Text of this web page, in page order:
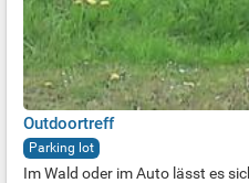
Outdoortreff
Parking lot
Im Wald oder im Auto lässt es